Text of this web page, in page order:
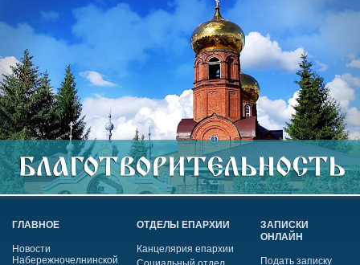
ГЛАВНОЕ
Новости
Набережночелнинской
ОТДЕЛЫ ЕПАРХИИ
Канцелярия епархии
ЗАПИСКИ
ОНЛАЙН
Подать записку